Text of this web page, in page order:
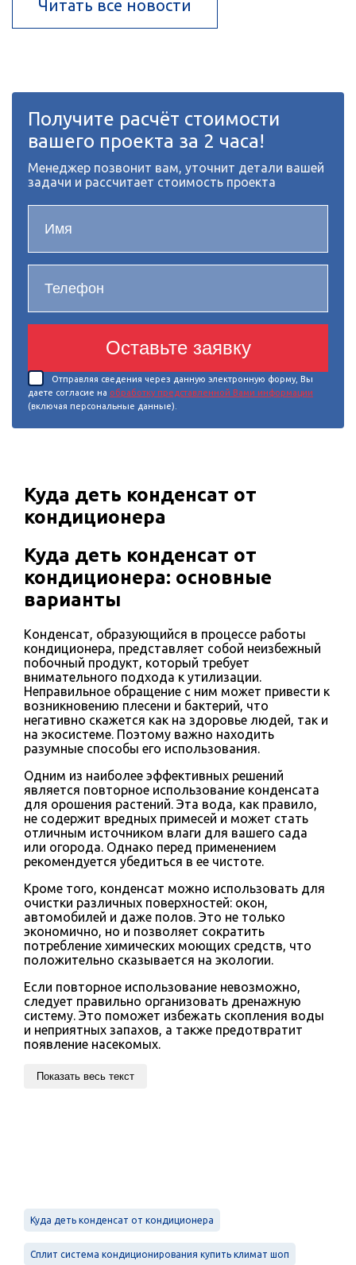
Читать все новости
Получите расчёт стоимости
вашего проекта за 2 часа!
Менеджер позвонит вам, уточнит детали вашей
задачи и рассчитает стоимость проекта
Оставьте заявку
Отправляя сведения через данную электронную форму, Вы
даете согласие на обработку представленной Вами информации
(включая персональные данные).
Куда деть конденсат от
кондиционера
Куда деть конденсат от
кондиционера: основные
варианты
Конденсат, образующийся в процессе работы
кондиционера, представляет собой неизбежный
побочный продукт, который требует
внимательного подхода к утилизации.
Неправильное обращение с ним может привести к
возникновению плесени и бактерий, что
негативно скажется как на здоровье людей, так и
на экосистеме. Поэтому важно находить
разумные способы его использования.
Одним из наиболее эффективных решений
является повторное использование конденсата
для орошения растений. Эта вода, как правило,
не содержит вредных примесей и может стать
отличным источником влаги для вашего сада
или огорода. Однако перед применением
рекомендуется убедиться в ее чистоте.
Кроме того, конденсат можно использовать для
очистки различных поверхностей: окон,
автомобилей и даже полов. Это не только
экономично, но и позволяет сократить
потребление химических моющих средств, что
положительно сказывается на экологии.
Если повторное использование невозможно,
следует правильно организовать дренажную
систему. Это поможет избежать скопления воды
и неприятных запахов, а также предотвратит
появление насекомых.
Показать весь текст
Куда деть конденсат от кондиционера
Сплит система кондиционирования купить климат шоп